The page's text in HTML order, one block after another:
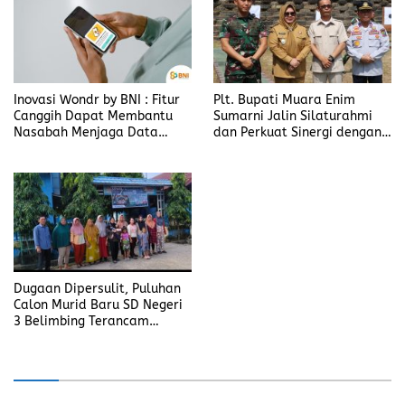
Inovasi Wondr by BNI : Fitur
Canggih Dapat Membantu
Nasabah Menjaga Data
Plt. Bupati Muara Enim
Sumarni Jalin Silaturahmi
dan Perkuat Sinergi dengan
Dugaan Dipersulit, Puluhan
Calon Murid Baru SD Negeri
3 Belimbing Terancam